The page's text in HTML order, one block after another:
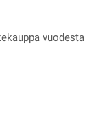
vuodesta